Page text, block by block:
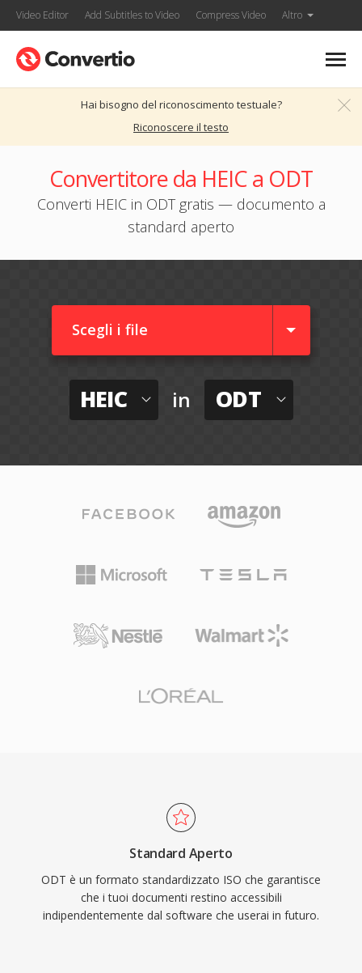
Video Editor Add Subtitles to Video Compress Video Altro
Hai bisogno del riconoscimento testuale?
Riconoscere il testo
Convertitore da HEIC a ODT
Converti HEIC in ODT gratis — documento a
standard aperto
Scegli i file
HEIC in ODT
Standard Aperto
ODT è un formato standardizzato ISO che garantisce
che i tuoi documenti restino accessibili
indipendentemente dal software che userai in futuro.